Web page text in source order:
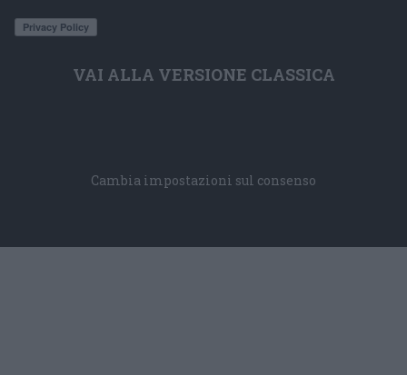
VAI ALLA VERSIONE CLASSICA
Cambia impostazioni sul consenso